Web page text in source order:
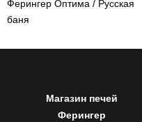
Ферингер Оптима / Русская
баня
Магазин печей
Ферингер